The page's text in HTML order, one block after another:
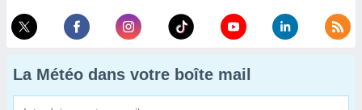
La Météo dans votre boîte mail